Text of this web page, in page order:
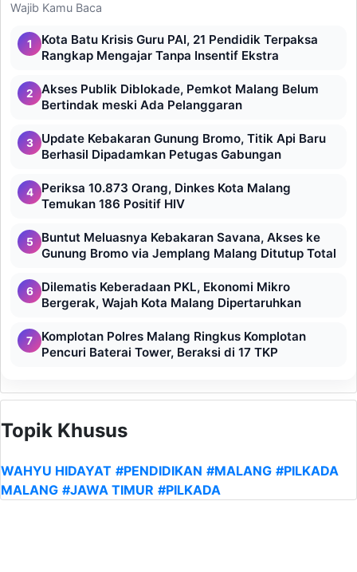
Wajib Kamu Baca
1
Kota Batu Krisis Guru PAI, 21 Pendidik Terpaksa
Rangkap Mengajar Tanpa Insentif Ekstra
2
Akses Publik Diblokade, Pemkot Malang Belum
Bertindak meski Ada Pelanggaran
3
Update Kebakaran Gunung Bromo, Titik Api Baru
Berhasil Dipadamkan Petugas Gabungan
4
Periksa 10.873 Orang, Dinkes Kota Malang
Temukan 186 Positif HIV
5
Buntut Meluasnya Kebakaran Savana, Akses ke
Gunung Bromo via Jemplang Malang Ditutup Total
6
Dilematis Keberadaan PKL, Ekonomi Mikro
Bergerak, Wajah Kota Malang Dipertaruhkan
7
Komplotan Polres Malang Ringkus Komplotan
Pencuri Baterai Tower, Beraksi di 17 TKP
Topik Khusus
WAHYU HIDAYAT #PENDIDIKAN #MALANG #PILKADA
MALANG #JAWA TIMUR #PILKADA